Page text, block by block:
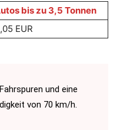
bis zu 3,5 Tonnen
EUR
und eine
von 70 km/h.